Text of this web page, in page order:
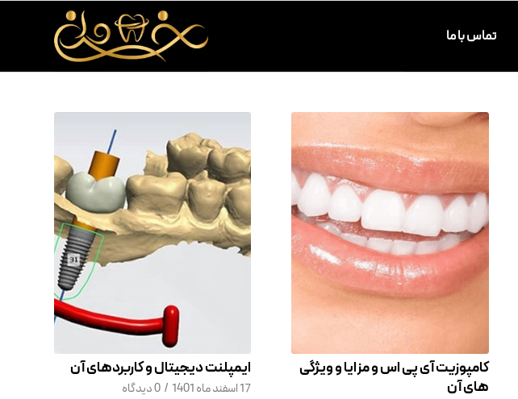
تماس با ما
کامپوزیت آی پی اس و مزایا و ویژگی
های آن
ایمپلنت دیجیتال و کاربردهای آن
17 اسفند ماه 1401 / 0 دیدگاه